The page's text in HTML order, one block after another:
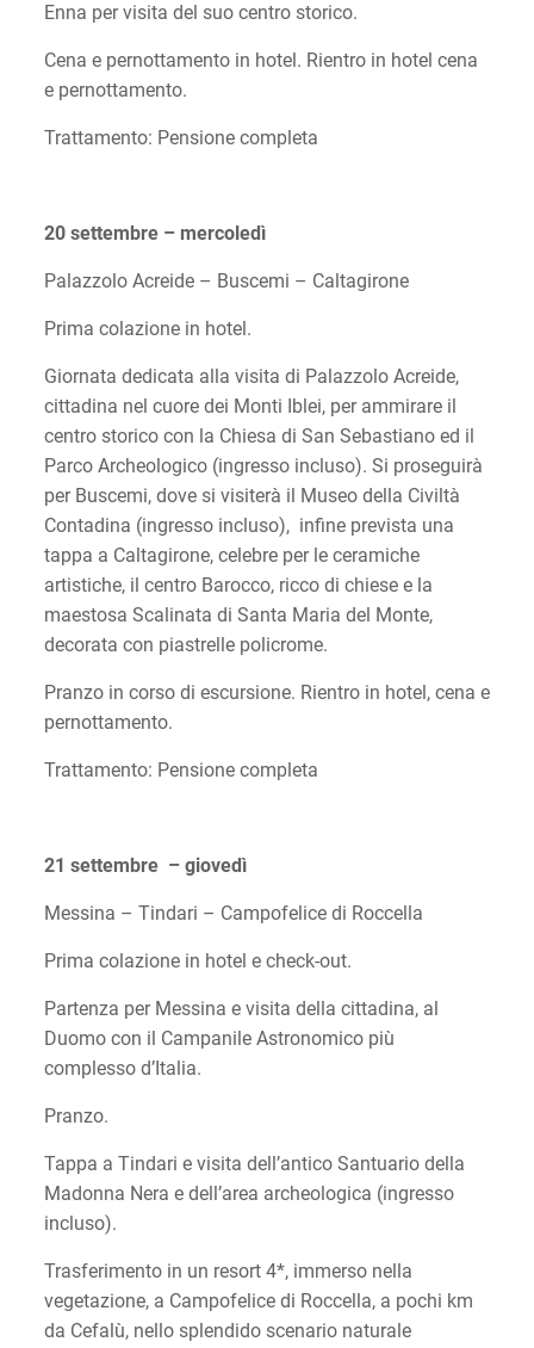
Enna per visita del suo centro storico.
Cena e pernottamento in hotel. Rientro in hotel cena
e pernottamento.
Trattamento: Pensione completa
20 settembre – mercoledì
Palazzolo Acreide – Buscemi – Caltagirone
Prima colazione in hotel.
Giornata dedicata alla visita di Palazzolo Acreide,
cittadina nel cuore dei Monti Iblei, per ammirare il
centro storico con la Chiesa di San Sebastiano ed il
Parco Archeologico (ingresso incluso). Si proseguirà
per Buscemi, dove si visiterà il Museo della Civiltà
Contadina (ingresso incluso), infine prevista una
tappa a Caltagirone, celebre per le ceramiche
artistiche, il centro Barocco, ricco di chiese e la
maestosa Scalinata di Santa Maria del Monte,
decorata con piastrelle policrome.
Pranzo in corso di escursione. Rientro in hotel, cena e
pernottamento.
Trattamento: Pensione completa
21 settembre – giovedì
Messina – Tindari – Campofelice di Roccella
Prima colazione in hotel e check-out.
Partenza per Messina e visita della cittadina, al
Duomo con il Campanile Astronomico più
complesso d’Italia.
Pranzo.
Tappa a Tindari e visita dell’antico Santuario della
Madonna Nera e dell’area archeologica (ingresso
incluso).
Trasferimento in un resort 4*, immerso nella
vegetazione, a Campofelice di Roccella, a pochi km
da Cefalù, nello splendido scenario naturale